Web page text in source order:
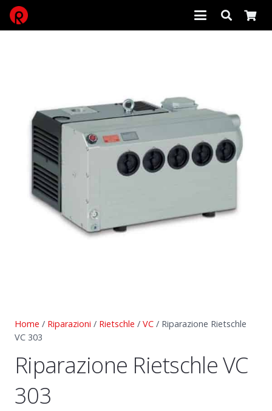
Home / Riparazioni / Rietschle / VC / Riparazione Rietschle
VC 303
Riparazione Rietschle VC
303